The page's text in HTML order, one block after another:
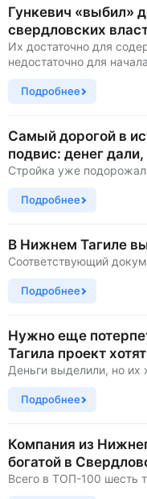
Гункевич «выбил»
свердловских
Их достаточно для
недостаточно для
Подробнее
Самый дорогой в
подвис: денег
Стройка уже
Подробнее
В Нижнем Тагиле
Соответствующий
Подробнее
Нужно еще
Тагила проект
Деньги выделили, но их
Подробнее
Компания из
богатой в
Всего в ТОП-100 шесть